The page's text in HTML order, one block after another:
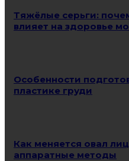
Тяжёлые серьги:
влияет на здоровье
Особенности
пластике груди
Как меняется овал
аппаратные методы